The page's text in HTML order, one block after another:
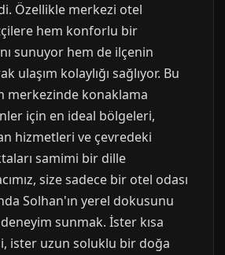
Özellikle merkezi otel
hem konforlu bir
sunuyor hem de ilçenin
ulaşım kolaylığı sağlıyor. Bu
merkezinde konaklama
için en ideal bölgeleri,
hizmetleri ve çevredeki
samimi bir dille
size sadece bir otel odası
Solhan'ın yerel dokusunu
sunmak. İster kısa
ister uzun soluklu bir doğa